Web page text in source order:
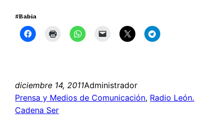
#Babia
diciembre 14, 2011Administrador
Prensa y Medios de Comunicación, Radio León.
Cadena Ser